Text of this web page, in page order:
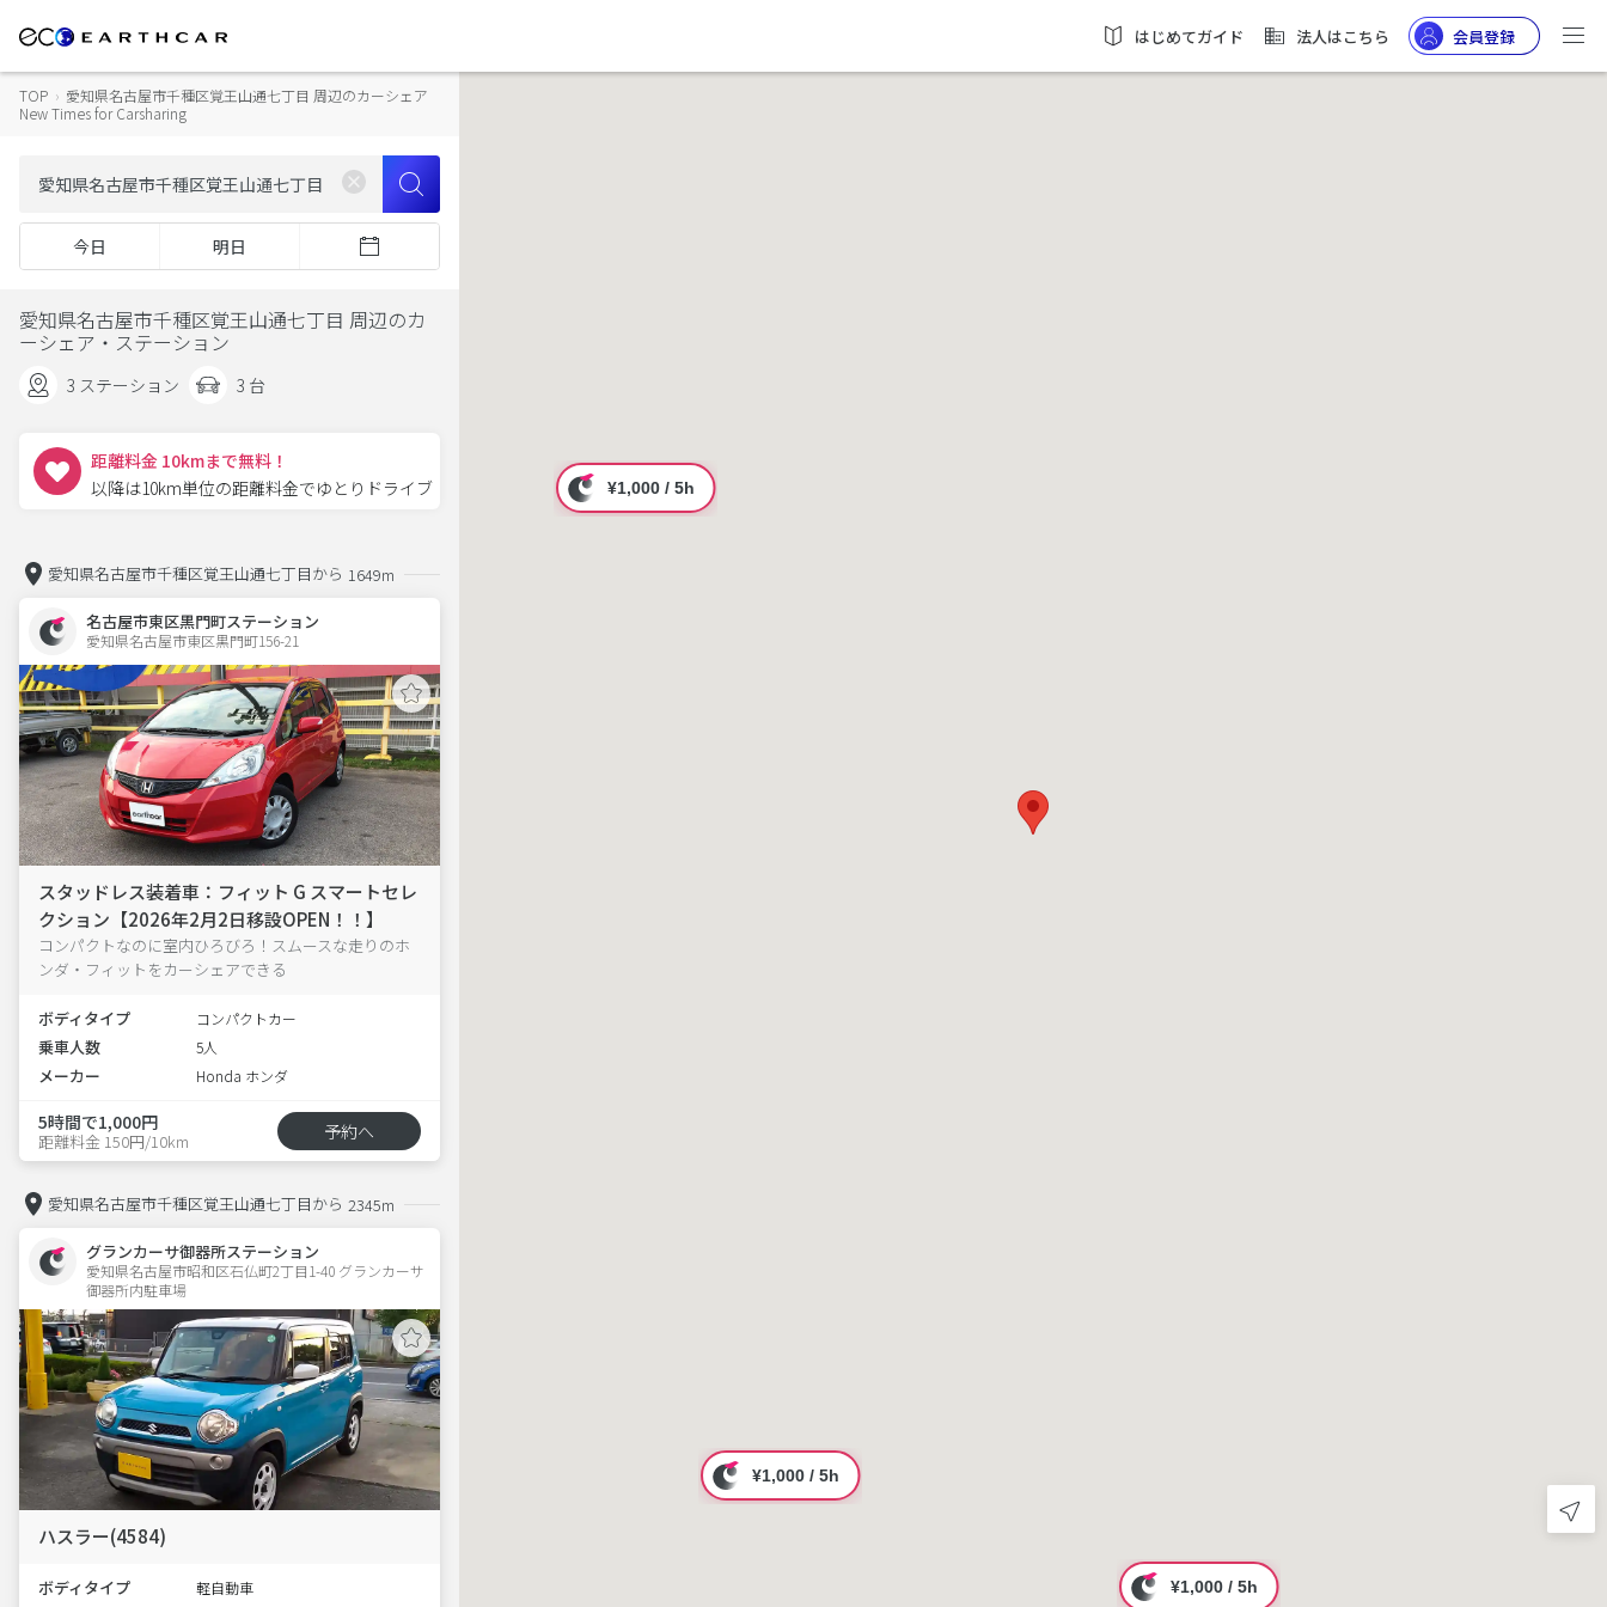
はじめてガイド 法人はこちら 会員登録
TOP › 愛知県名古屋市千種区覚王山通七丁目 周辺のカーシェア
New Times for Carsharing
今日 明日
愛知県名古屋市千種区覚王山通七丁目 周辺のカ
ーシェア・ステーション
3 ステーション 3 台
距離料金 10kmまで無料！
以降は10km単位の距離料金でゆとりドライブ
愛知県名古屋市千種区覚王山通七丁目から 1649m
名古屋市東区黒門町ステーション
愛知県名古屋市東区黒門町156-21
スタッドレス装着車：フィット G スマートセレ
クション【2026年2月2日移設OPEN！！】
コンパクトなのに室内ひろびろ！スムースな走りのホ
ンダ・フィットをカーシェアできる
ボディタイプ コンパクトカー
乗車人数 5人
メーカー Honda ホンダ
5時間で1,000円
距離料金 150円/10km 予約へ
愛知県名古屋市千種区覚王山通七丁目から 2345m
グランカーサ御器所ステーション
愛知県名古屋市昭和区石仏町2丁目1-40 グランカーサ
御器所内駐車場
ハスラー(4584)
ボディタイプ 軽自動車